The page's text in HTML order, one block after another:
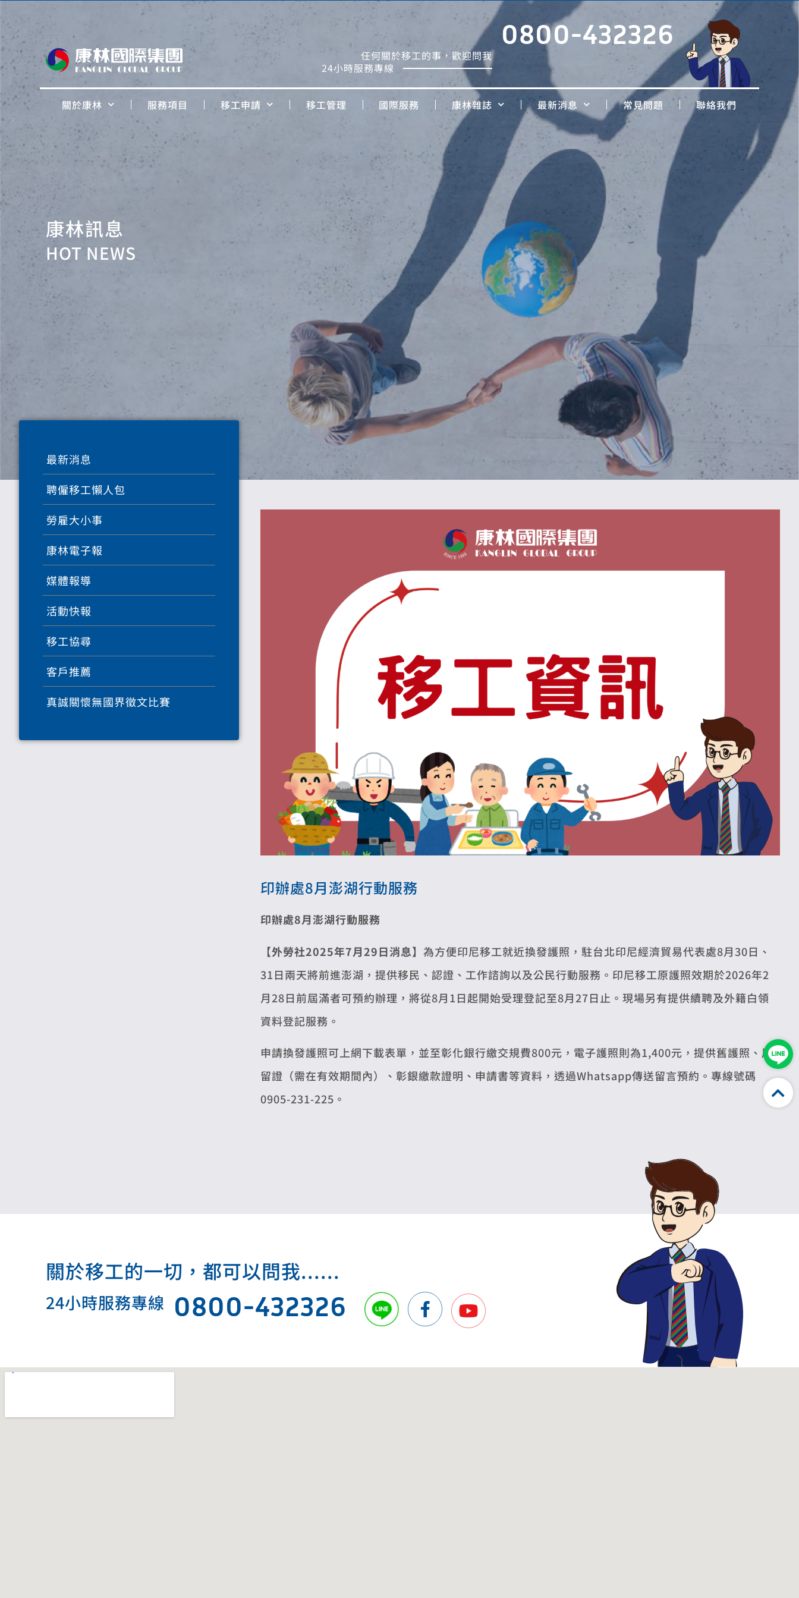
任何關於移工的事，歡迎問我
24小時服務專線
0800-432326
關於康林 服務項目 移工申請 移工管理 國際服務 康林雜誌 最新消息 常見問題 聯絡我們
康林訊息
HOT NEWS
最新消息
聘僱移工懶人包
勞雇大小事
康林電子報
媒體報導
活動快報
移工協尋
客戶推薦
真誠關懷無國界徵文比賽
印辦處8月澎湖行動服務
印辦處8月澎湖行動服務
【外勞社2025年7月29日消息】 為方便印尼移工就近換發護照，駐台北印尼經濟貿易代表處8月30日、
31日兩天將前進澎湖，提供移民、認證、工作諮詢以及公民行動服務。印尼移工原護照效期於2026年2
月28日前屆滿者可預約辦理，將從8月1日起開始受理登記至8月27日止。現場另有提供續聘及外籍白領
資料登記服務。
申請換發護照可上網下載表單，並至彰化銀行繳交規費800元，電子護照則為1,400元，提供舊護照、居
留證（需在有效期間內）、彰銀繳款證明、申請書等資料，透過Whatsapp傳送留言預約。專線號碼
0905-231-225。
關於移工的一切，都可以問我......
24小時服務專線 0800-432326